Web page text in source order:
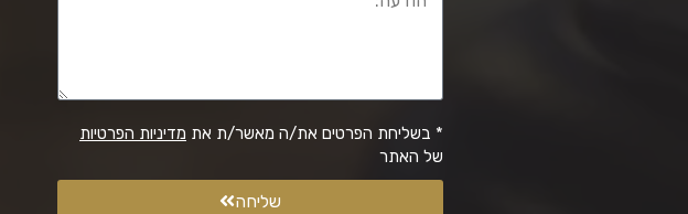
* בשליחת הפרטים את/ה מאשר/ת את מדיניות הפרטיות
של האתר
שליחה